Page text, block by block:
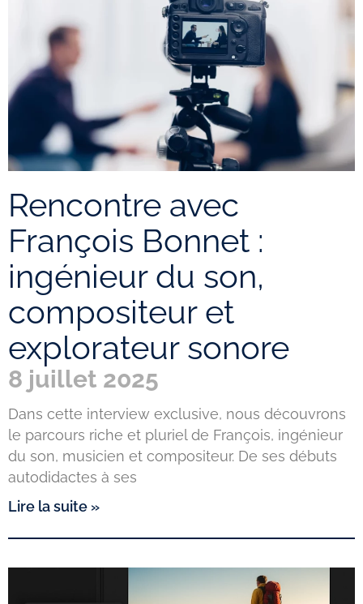
Rencontre avec
François Bonnet :
ingénieur du son,
compositeur et
explorateur sonore
8 juillet 2025
Dans cette interview exclusive, nous découvrons
le parcours riche et pluriel de François, ingénieur
du son, musicien et compositeur. De ses débuts
autodidactes à ses
Lire la suite »